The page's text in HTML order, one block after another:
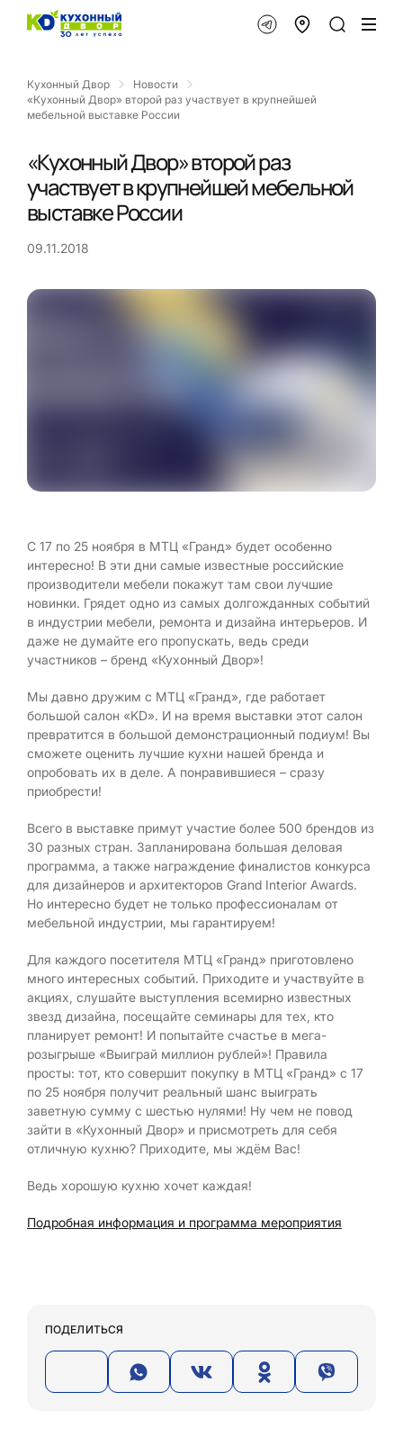
Кухонный Двор
Новости
«Кухонный Двор» второй раз участвует в крупнейшей
мебельной выставке России
«Кухонный Двор» второй раз
участвует в крупнейшей мебельной
выставке России
09.11.2018
С 17 по 25 ноября в МТЦ «Гранд» будет особенно
интересно! В эти дни самые известные российские
производители мебели покажут там свои лучшие
новинки. Грядет одно из самых долгожданных событий
в индустрии мебели, ремонта и дизайна интерьеров. И
даже не думайте его пропускать, ведь среди
участников – бренд «Кухонный Двор»!
Мы давно дружим с МТЦ «Гранд», где работает
большой салон «KD». И на время выставки этот салон
превратится в большой демонстрационный подиум! Вы
сможете оценить лучшие кухни нашей бренда и
опробовать их в деле. А понравившиеся – сразу
приобрести!
Всего в выставке примут участие более 500 брендов из
30 разных стран. Запланирована большая деловая
программа, а также награждение финалистов конкурса
для дизайнеров и архитекторов Grand Interior Awards.
Но интересно будет не только профессионалам от
мебельной индустрии, мы гарантируем!
Для каждого посетителя МТЦ «Гранд» приготовлено
много интересных событий. Приходите и участвуйте в
акциях, слушайте выступления всемирно известных
звезд дизайна, посещайте семинары для тех, кто
планирует ремонт! И попытайте счастье в мега-
розыгрыше «Выиграй миллион рублей»! Правила
просты: тот, кто совершит покупку в МТЦ «Гранд» с 17
по 25 ноября получит реальный шанс выиграть
заветную сумму с шестью нулями! Ну чем не повод
зайти в «Кухонный Двор» и присмотреть для себя
отличную кухню? Приходите, мы ждём Вас!
Ведь хорошую кухню хочет каждая!
Подробная информация и программа мероприятия
ПОДЕЛИТЬСЯ